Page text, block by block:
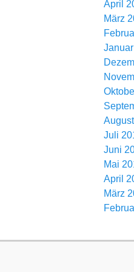
April
März
Juli
Juni
Mai
April
März